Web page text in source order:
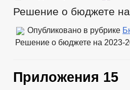
Решение о бюджете на
Опубликовано в рубрике
Решение о бюджете на 2023-
Приложения 15